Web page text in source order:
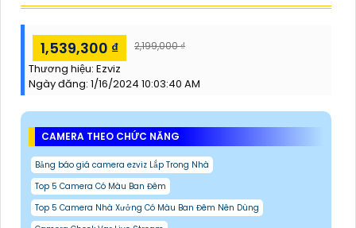
1,539,300 ₫ 2,199,000 ₫
Thương hiệu: Ezviz
Ngày đăng: 1/16/2024 10:03:40 AM
CAMERA THEO CHỨC NĂNG
Bảng báo giá camera ezviz Lắp Trong Nhà
Top 5 Camera Có Màu Ban Đêm
Top 5 Camera Nhà Xưởng Có Màu Ban Đêm Nên Dùng